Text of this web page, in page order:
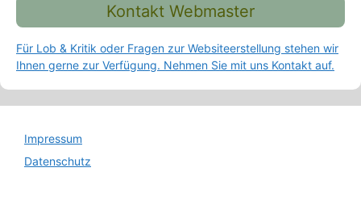
Kontakt Webmaster
Für Lob & Kritik oder Fragen zur Websiteerstellung stehen wir
Ihnen gerne zur Verfügung. Nehmen Sie mit uns Kontakt auf.
Impressum
Datenschutz